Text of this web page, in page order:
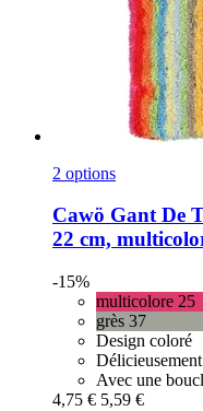
2 options
Cawö Gant De
22 cm,
-15%
multicolore 25
grès 37
Design coloré
Avec une
4,75 € 5,59 €